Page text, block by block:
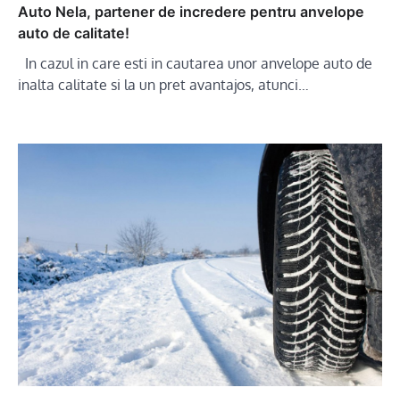
Auto Nela, partener de incredere pentru anvelope
auto de calitate!
In cazul in care esti in cautarea unor anvelope auto de
inalta calitate si la un pret avantajos, atunci…